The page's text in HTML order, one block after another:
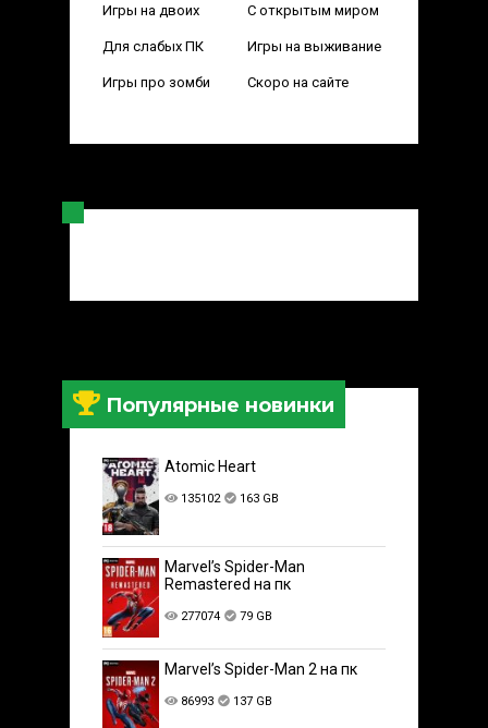
Игры на двоих С открытым миром
Для слабых ПК Игры на выживание
Игры про зомби Скоро на сайте
Популярные новинки
Atomic Heart
135102 163 GB
Marvel’s Spider-Man
Remastered на пк
277074 79 GB
Marvel’s Spider-Man 2 на пк
86993 137 GB